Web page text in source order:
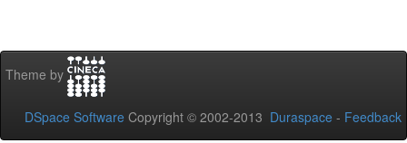
Theme by
DSpace Software Copyright © 2002-2013 Duraspace - Feedback